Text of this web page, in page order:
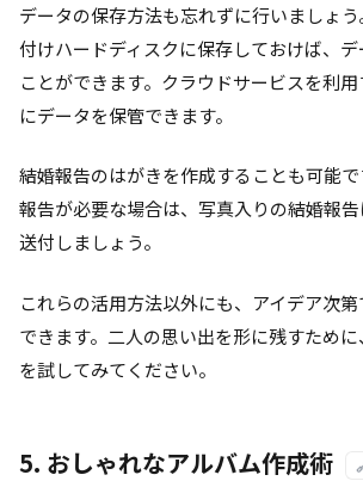
データの保存方法も忘れずに行いましょ
付けハードディスクに保存しておけば、
ことができます。クラウドサービスを利
にデータを保管できます。
結婚報告のはがきを作成することも可能
報告が必要な場合は、写真入りの結婚報
送付しましょう。
これらの活用方法以外にも、アイデア次
できます。二人の思い出を形に残すため
を試してみてください。
5. おしゃれなアルバム作成術